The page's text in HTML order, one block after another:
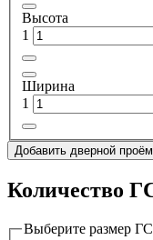
Высота
1
Ширина
1
Добавить дверной проём
Количество
Выберите размер